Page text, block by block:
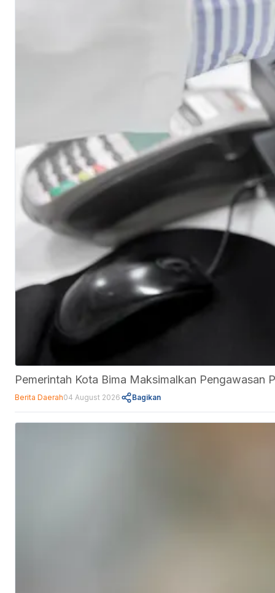
Pemerintah Kota Bima Maksimalkan Pengawasan
Berita Daerah04 August 2026 Bagikan